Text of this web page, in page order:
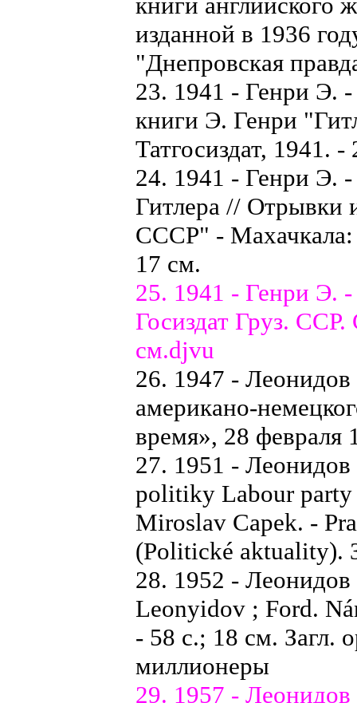
изданной в 1936
"Днепровская
23. 1941 - Генри Э.
книги Э. Генри
Татгосиздат, 1941.
24. 1941 - Генри Э.
Гитлера // Отрывки
СССР" - Махачкала:
17 см.
25. 1941 - Генри Э.
Госиздат Груз.
см.djvu
26. 1947 -
американо-
время», 28 февраля
27. 1951 -
politiky Labour
Miroslav Capek. -
(Politické aktuality).
28. 1952 -
Leonyidov ; Ford.
- 58 с.; 18 см. Загл.
миллионеры
29. 1957 -